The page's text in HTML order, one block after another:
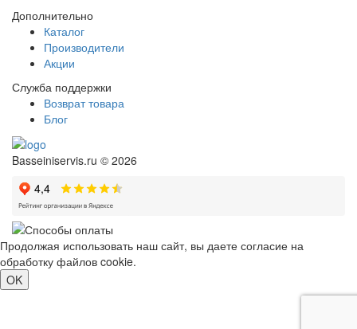
Дополнительно
Каталог
Производители
Акции
Служба поддержки
Возврат товара
Блог
Basseiniservis.ru © 2026
Продолжая использовать наш сайт, вы даете согласие на
обработку файлов cookie.
OK